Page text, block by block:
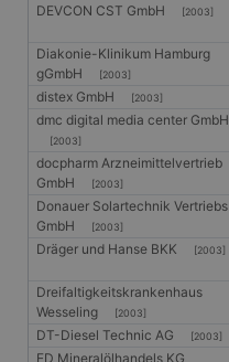
DEVCON CST GmbH [2003]
Diakonie-Klinikum Hamburg
gGmbH
[2003]
distex GmbH [2003]
dmc digital media center GmbH
[2003]
docpharm Arzneimittelvertrieb
GmbH
[2003]
Donauer Solartechnik Vertriebs
GmbH
[2003]
Dräger und Hanse BKK [2003]
Dreifaltigkeitskrankenhaus
Wesseling
[2003]
DT-Diesel Technic AG [2003]
ED Mineralölhandels KG